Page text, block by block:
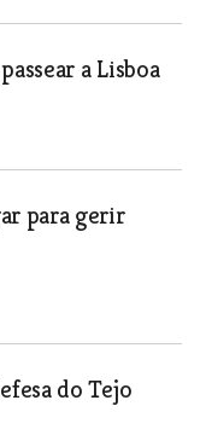
a Lisboa
para gerir
do Tejo